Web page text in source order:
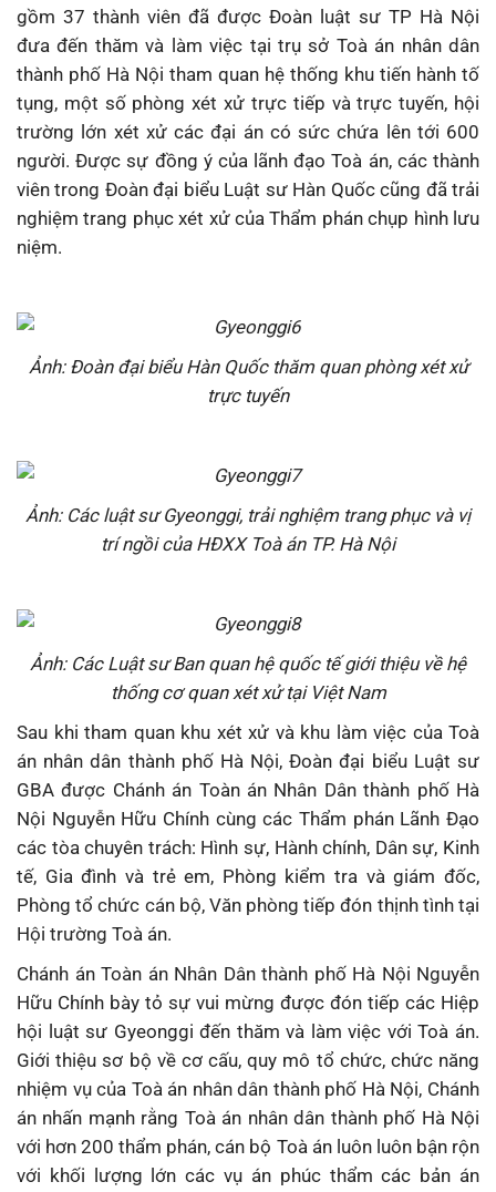
gồm 37 thành viên đã được Đoàn luật sư TP Hà Nội
đưa đến thăm và làm việc tại trụ sở Toà án nhân dân
thành phố Hà Nội tham quan hệ thống khu tiến hành tố
tụng, một số phòng xét xử trực tiếp và trực tuyến, hội
trường lớn xét xử các đại án có sức chứa lên tới 600
người. Được sự đồng ý của lãnh đạo Toà án, các thành
viên trong Đoàn đại biểu Luật sư Hàn Quốc cũng đã trải
nghiệm trang phục xét xử của Thẩm phán chụp hình lưu
niệm.
Ảnh: Đoàn đại biểu Hàn Quốc thăm quan phòng xét xử
trực tuyến
Ảnh: Các luật sư Gyeonggi, trải nghiệm trang phục và vị
trí ngồi của HĐXX Toà án TP. Hà Nội
Ảnh: Các Luật sư Ban quan hệ quốc tế giới thiệu về hệ
thống cơ quan xét xử tại Việt Nam
Sau khi tham quan khu xét xử và khu làm việc của Toà
án nhân dân thành phố Hà Nội, Đoàn đại biểu Luật sư
GBA được Chánh án Toàn án Nhân Dân thành phố Hà
Nội Nguyễn Hữu Chính cùng các Thẩm phán Lãnh Đạo
các tòa chuyên trách: Hình sự, Hành chính, Dân sự, Kinh
tế, Gia đình và trẻ em, Phòng kiểm tra và giám đốc,
Phòng tổ chức cán bộ, Văn phòng tiếp đón thịnh tình tại
Hội trường Toà án.
Chánh án Toàn án Nhân Dân thành phố Hà Nội Nguyễn
Hữu Chính bày tỏ sự vui mừng được đón tiếp các Hiệp
hội luật sư Gyeonggi đến thăm và làm việc với Toà án.
Giới thiệu sơ bộ về cơ cấu, quy mô tổ chức, chức năng
nhiệm vụ của Toà án nhân dân thành phố Hà Nội, Chánh
án nhấn mạnh rằng Toà án nhân dân thành phố Hà Nội
với hơn 200 thẩm phán, cán bộ Toà án luôn luôn bận rộn
với khối lượng lớn các vụ án phúc thẩm các bản án